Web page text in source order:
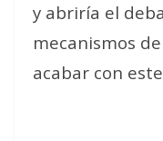
y abriría el
mecanismos
acabar con